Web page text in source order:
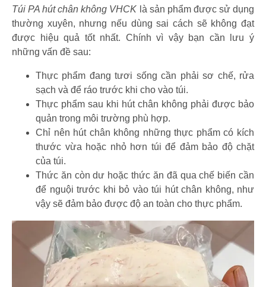
Túi PA hút chân không VHCK là sản phẩm được sử dụng
thường xuyên, nhưng nếu dùng sai cách sẽ không đạt
được hiệu quả tốt nhất. Chính vì vậy bạn cần lưu ý
những vấn đề sau:
Thực phẩm đang tươi sống cần phải sơ chế, rửa
sạch và để ráo trước khi cho vào túi.
Thực phẩm sau khi hút chân không phải được bảo
quản trong môi trường phù hợp.
Chỉ nên hút chân không những thực phẩm có kích
thước vừa hoặc nhỏ hơn túi để đảm bảo độ chặt
của túi.
Thức ăn còn dư hoặc thức ăn đã qua chế biến cần
để nguội trước khi bỏ vào túi hút chân không, như
vậy sẽ đảm bảo được độ an toàn cho thực phẩm.